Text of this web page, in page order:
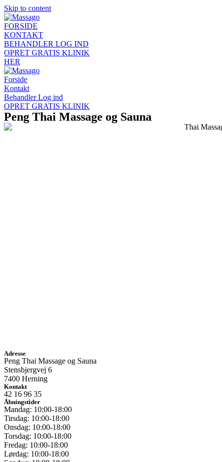
Skip to content
FORSIDE
KONTAKT
BEHANDLER LOG IND
OPRET GRATIS KLINIK
HER
Forside
Kontakt
Behandler Log ind
OPRET GRATIS KLINIK
Peng Thai Massage og Sauna
Adresse
Peng Thai Massage og Sauna
Stensbjergvej 6
7400 Herning
Kontakt
42 16 96 35
Åbningstider
Mandag: 10:00-18:00
Tirsdag: 10:00-18:00
Onsdag: 10:00-18:00
Torsdag: 10:00-18:00
Fredag: 10:00-18:00
Lørdag: 10:00-18:00